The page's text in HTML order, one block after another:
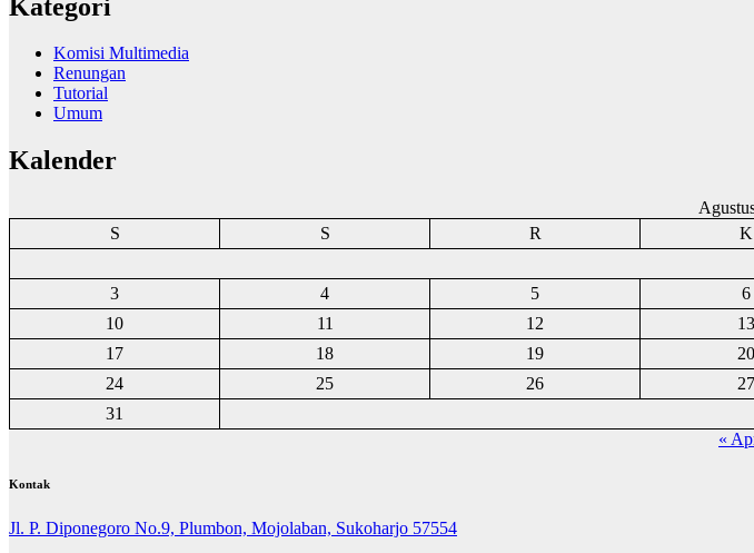
Kategori
Komisi Multimedia
Renungan
Tutorial
Umum
Kalender
S
S R K
3
4 5 6
10
11 12 13
17
18 19 20
24
25 26 27
31
«
Kontak
Jl. P. Diponegoro No.9, Plumbon, Mojolaban, Sukoharjo 57554